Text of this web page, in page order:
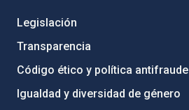
Legislación
Transparencia
Código ético y política antifraude
Igualdad y diversidad de género